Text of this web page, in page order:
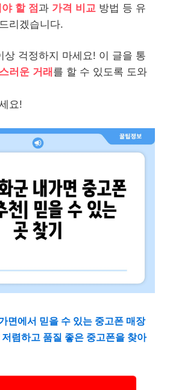
할 점 과 가격 비교 방법 등 유
리겠습니다.
상 걱정하지 마세요! 이 글을 통
러운 거래 를 할 수 있도록 도와
요!
면에서 믿을 수 있는 중고폰 매장
렴하고 품질 좋은 중고폰을 찾아